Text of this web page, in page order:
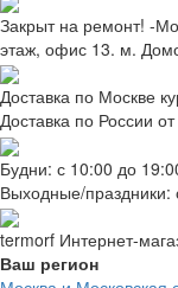
Закрыт на ремонт! -
этаж, офис 13. м.
Доставка по Москве
Доставка по России
Будни: с 10:00 до
Выходные/
termorf Интернет-
Ваш регион